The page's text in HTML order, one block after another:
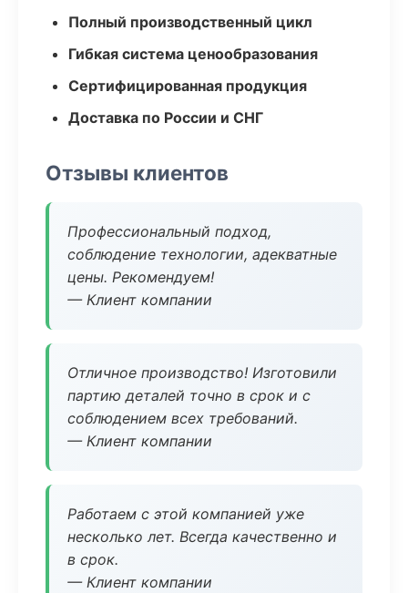
Полный производственный цикл
Гибкая система ценообразования
Сертифицированная продукция
Доставка по России и СНГ
Отзывы клиентов
Профессиональный подход,
соблюдение технологии, адекватные
цены. Рекомендуем!
— Клиент компании
Отличное производство! Изготовили
партию деталей точно в срок и с
соблюдением всех требований.
— Клиент компании
Работаем с этой компанией уже
несколько лет. Всегда качественно и
в срок.
— Клиент компании